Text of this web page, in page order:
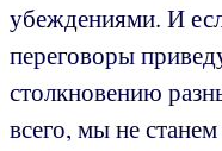
убеждениями. И
переговоры
столкновению
всего, мы не